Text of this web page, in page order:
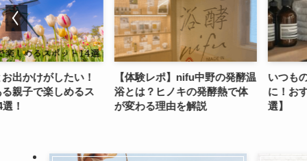
がしたい！
楽しめるス
【体験レポ】nifu中野の発酵温
浴とは？ヒノキの発酵熱で体
が変わる理由を解説
いつものタオ
に！おすすめ